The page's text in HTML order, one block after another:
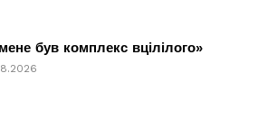
був комплекс вцілілого»